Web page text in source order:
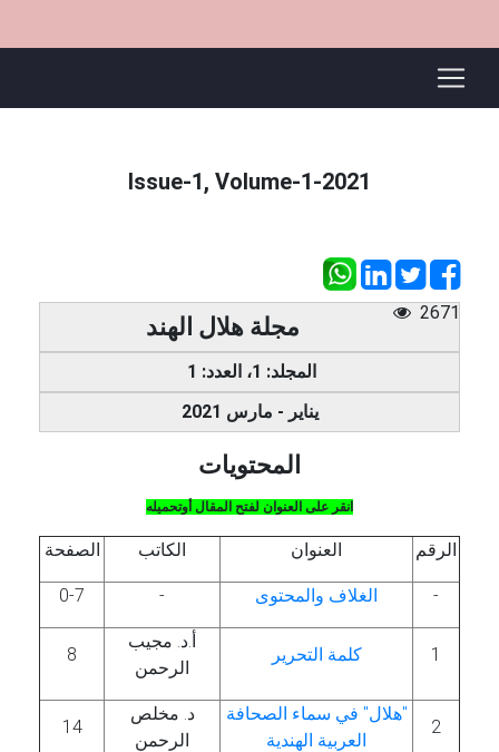
2021-Issue-1, Volume-1
2671
مجلة هلال الهند
المجلد: 1، العدد: 1
يناير - مارس 2021
المحتويات
انقر على العنوان لفتح المقال أوتحميله
الرقم العنوان الكاتب الصفحة
- الغلاف والمحتوى -
0-7
1 كلمة التحرير
أ.د. مجيب
الرحمن
8
2
"هلال" في سماء الصحافة
العربية الهندية
د. مخلص
الرحمن
14